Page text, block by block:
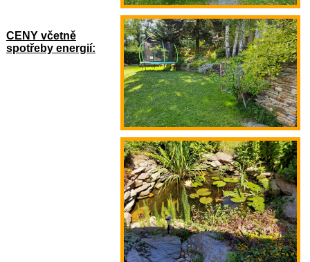
CENY včetně
spotřeby energií: